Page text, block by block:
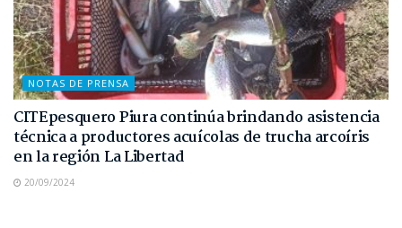
NOTAS DE PRENSA
CITEpesquero Piura continúa brindando asistencia
técnica a productores acuícolas de trucha arcoíris
en la región La Libertad
20/09/2024